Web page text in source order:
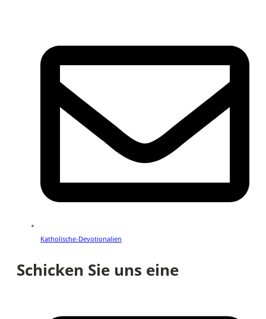
Katholische-Devotionalien
Schicken Sie uns eine